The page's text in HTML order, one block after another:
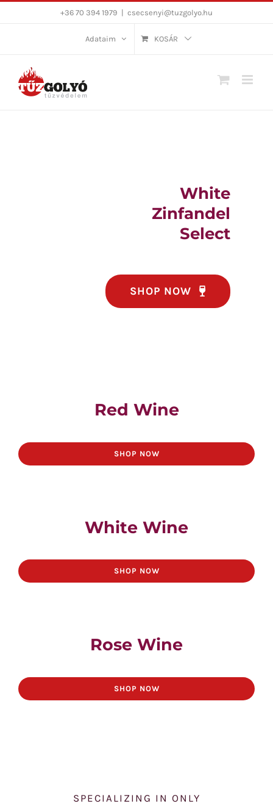
+36 70 394 1979 csecsenyi@tuzgolyo.hu
Adataim KOSÁR
White
Zinfandel
Select
SHOP NOW
Red Wine
SHOP NOW
White Wine
SHOP NOW
Rose Wine
SHOP NOW
SPECIALIZING IN ONLY